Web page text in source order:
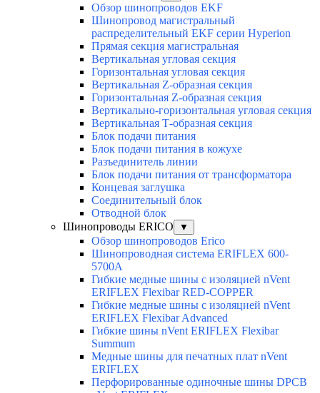
Обзор шинопроводов EKF
Шинопровод магистральный
распределительный EKF серии Hyperion
Прямая секция магистральная
Вертикальная угловая секция
Горизонтальная угловая секция
Вертикальная Z-образная секция
Горизонтальная Z-образная секция
Вертикально-горизонтальная угловая секция
Вертикальная Т-образная секция
Блок подачи питания
Блок подачи питания в кожухе
Разъединитель линии
Блок подачи питания от трансформатора
Концевая заглушка
Соединительный блок
Отводной блок
Шинопроводы ERICO
▼
Обзор шинопроводов Erico
Шинопроводная система ERIFLEX 600-
5700A
Гибкие медные шины с изоляцией nVent
ERIFLEX Flexibar RED-COPPER
Гибкие медные шины с изоляцией nVent
ERIFLEX Flexibar Advanced
Гибкие шины nVent ERIFLEX Flexibar
Summum
Медные шины для печатных плат nVent
ERIFLEX
Перфорированные одиночные шины DPCB